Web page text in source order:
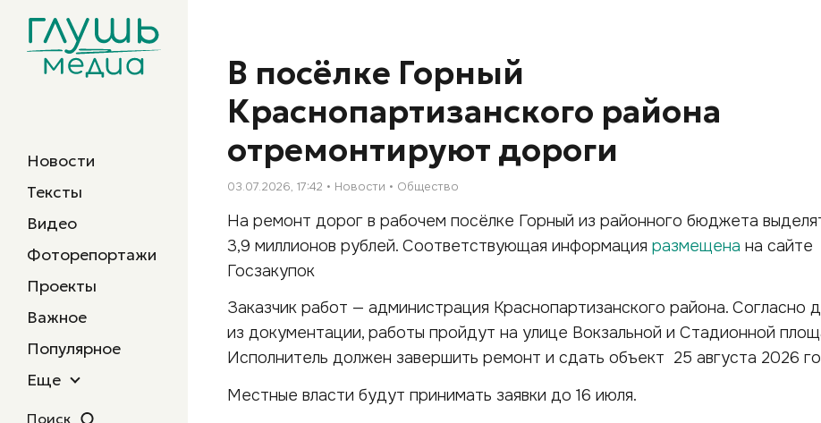
Новости
Тексты
Видео
Фоторепортажи
Проекты
Важное
Популярное
Еще
Поиск
В посёлке Горный
Краснопартизанского района
отремонтируют дороги
03.07.2026, 17:42 Новости Общество
На ремонт дорог в рабочем посёлке Горный из районного бюджета
3,9 миллионов рублей. Соответствующая информация размещена на сайте
Госзакупок
Заказчик работ — администрация Краснопартизанского района. Согласно
из документации, работы пройдут на улице Вокзальной и Стадионной
Исполнитель должен завершить ремонт и сдать объект 25 августа 2026
Местные власти будут принимать заявки до 16 июля.